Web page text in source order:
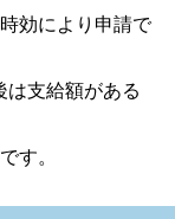
効により申請で
支給額がある
す。